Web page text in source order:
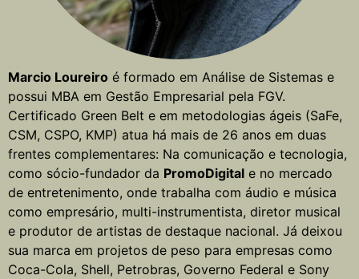
Marcio Loureiro é formado em Análise de Sistemas e
possui MBA em Gestão Empresarial pela FGV.
Certificado Green Belt e em metodologias ágeis (SaFe,
CSM, CSPO, KMP) atua há mais de 26 anos em duas
frentes complementares: Na comunicação e tecnologia,
como sócio-fundador da PromoDigital e no mercado
de entretenimento, onde trabalha com áudio e música
como empresário, multi-instrumentista, diretor musical
e produtor de artistas de destaque nacional. Já deixou
sua marca em projetos de peso para empresas como
Coca-Cola, Shell, Petrobras, Governo Federal e Sony